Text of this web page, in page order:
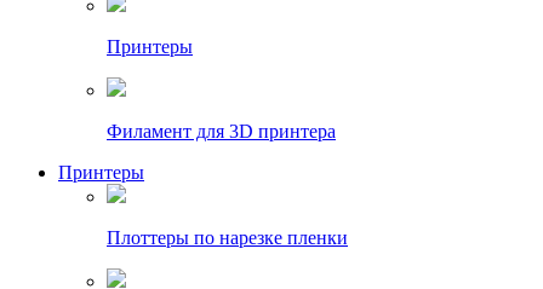
Принтеры
Филамент для 3D принтера
Принтеры
Плоттеры по нарезке пленки